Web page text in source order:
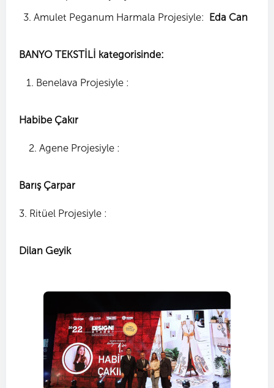
Amulet Peganum Harmala Projesiyle: Eda Can
BANYO TEKSTİLİ kategorisinde:
1. Benelava Projesiyle :
Habibe Çakır
2. Agene Projesiyle :
Barış Çarpar
3. Ritüel Projesiyle :
Dilan Geyik